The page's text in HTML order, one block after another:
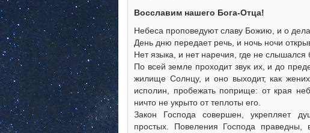
Восславим нашего Бога-Отца!
Небеса проповедуют славу Божию, и о
День дню передает речь, и ночь ночи
Нет языка, и нет наречия, где не слышался
По всей земле проходит звук их, и до
жилище Солнцу, и оно выходит, как жених
исполин, пробежать поприще: от края
ничто не укрыто от теплоты его.
Закон Господа совершен, укрепляет
простых. Повеления Господа праведны,